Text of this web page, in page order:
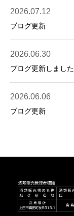
2026.07.12
ブログ更新
2026.06.30
ブログ更新しました
2026.06.06
ブログ更新